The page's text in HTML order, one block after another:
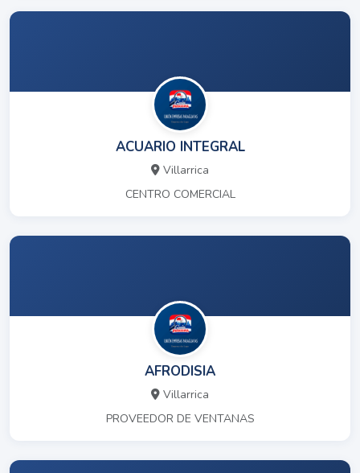
ACUARIO INTEGRAL
Villarrica
CENTRO COMERCIAL
AFRODISIA
Villarrica
PROVEEDOR DE VENTANAS